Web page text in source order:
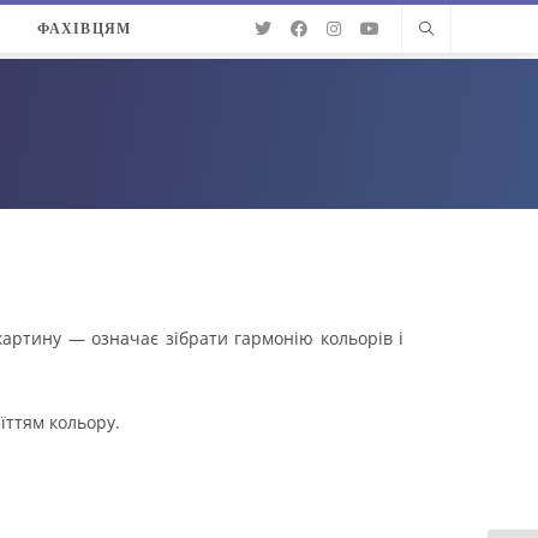
ФАХІВЦЯМ
— означає зібрати гармонію кольорів і
кольору.